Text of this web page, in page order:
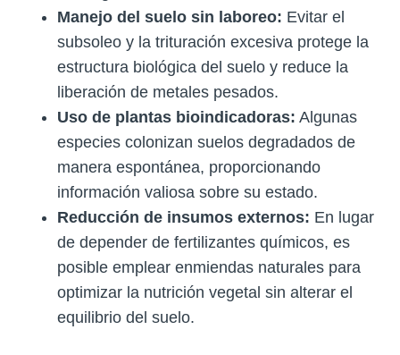
Manejo del suelo sin laboreo: Evitar el
subsoleo y la trituración excesiva protege la
estructura biológica del suelo y reduce la
liberación de metales pesados.
Uso de plantas bioindicadoras: Algunas
especies colonizan suelos degradados de
manera espontánea, proporcionando
información valiosa sobre su estado.
Reducción de insumos externos: En lugar
de depender de fertilizantes químicos, es
posible emplear enmiendas naturales para
optimizar la nutrición vegetal sin alterar el
equilibrio del suelo.